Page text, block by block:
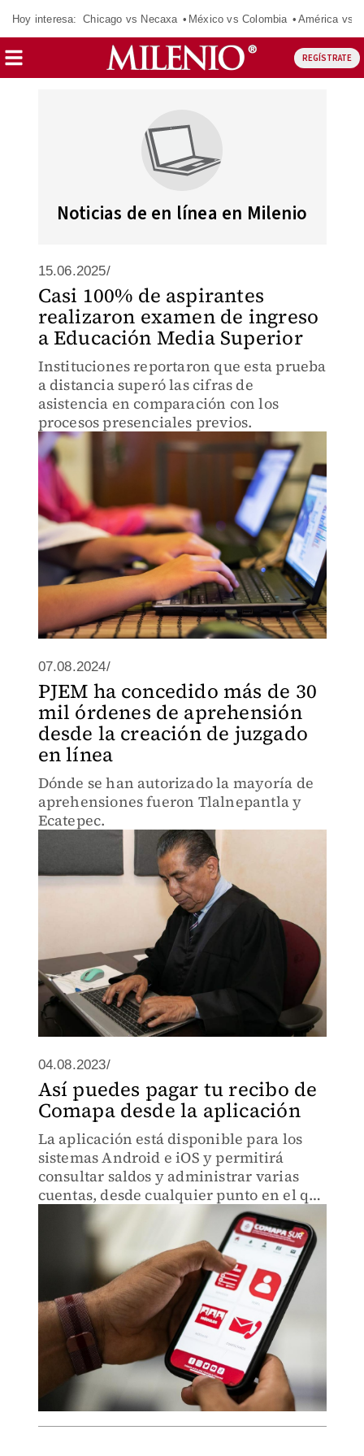
Hoy interesa: Chicago vs Necaxa México vs Colombia América vs
REGÍSTRATE
Noticias de en línea en Milenio
15.06.2025/
Casi 100% de aspirantes
realizaron examen de ingreso
a Educación Media Superior
Instituciones reportaron que esta prueba
a distancia superó las cifras de
asistencia en comparación con los
procesos presenciales previos.
07.08.2024/
PJEM ha concedido más de 30
mil órdenes de aprehensión
desde la creación de juzgado
en línea
Dónde se han autorizado la mayoría de
aprehensiones fueron Tlalnepantla y
Ecatepec.
04.08.2023/
Así puedes pagar tu recibo de
Comapa desde la aplicación
La aplicación está disponible para los
sistemas Android e iOS y permitirá
consultar saldos y administrar varias
cuentas, desde cualquier punto en el que